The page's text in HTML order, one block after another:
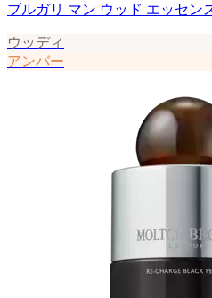
ブルガリ マン ウッド エッセン
ウッディ
アンバー